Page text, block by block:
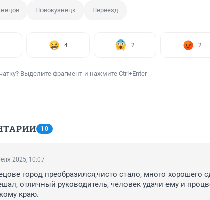
Новокузнецк Переезд
4 2 2
Выделите фрагмент и нажмите Ctrl+Enter
10
2025, 10:07
город преобразился,чисто стало, много хорошего
отличный руководитель, человек удачи ему и
краю.